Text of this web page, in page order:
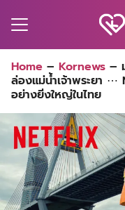
for:
Home – Kornews –
ล่องแม่น้ำเจ้าพระยา
อย่างยิ่งใหญ่ในไทย